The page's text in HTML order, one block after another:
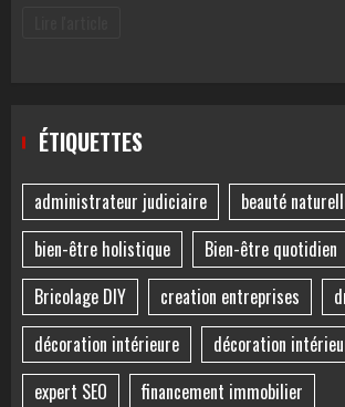
ÉTIQUETTES
administrateur judiciaire
beauté
bien-être holistique
Bien-être quotidien
Bricolage DIY
creation entreprises
décoration intérieure
décoration
expert SEO
financement immobilier